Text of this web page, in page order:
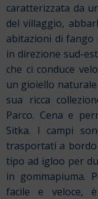
caratterizzata da
del villaggio,
abitazioni di fango
in direzione sud-
che ci conduce
un gioiello
sua ricca
Parco. Cena e
Sitka. I campi
trasportati a
tipo ad igloo per
in gommapiuma.
facile e veloce,